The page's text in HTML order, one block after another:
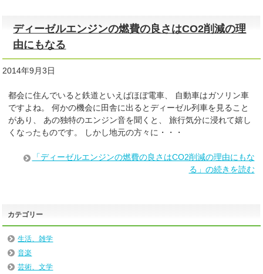
ディーゼルエンジンの燃費の良さはCO2削減の理
由にもなる
2014年9月3日
都会に住んでいると鉄道といえばほぼ電車、 自動車はガソリン車
ですよね。 何かの機会に田舎に出るとディーゼル列車を見ること
があり、 あの独特のエンジン音を聞くと、 旅行気分に浸れて嬉し
くなったものです。 しかし地元の方々に・・・
「ディーゼルエンジンの燃費の良さはCO2削減の理由にもな
る」の続きを読む
カテゴリー
生活、雑学
音楽
芸術、文学